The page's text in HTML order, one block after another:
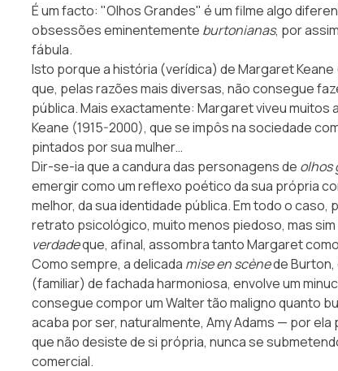
É um facto: "Olhos Grandes" é um filme algo
obsessões eminentemente burtonianas, por
fábula.
Isto porque a história (verídica) de Margaret
que, pelas razões mais diversas, não consegue
pública. Mais exactamente: Margaret viveu muitos
Keane (1915-2000), que se impôs na sociedade
pintados por sua mulher…
Dir-se-ia que a candura das personagens de olhos
emergir como um reflexo poético da sua própria
melhor, da sua identidade pública. Em todo o
retrato psicológico, muito menos piedoso, mas
verdadeque, afinal, assombra tanto Margaret
Como sempre, a delicada mise en scènede Burton,
(familiar) de fachada harmoniosa, envolve um
consegue compor um Walter tão maligno quanto
acaba por ser, naturalmente, Amy Adams — por
que não desiste de si própria, nunca se
comercial.